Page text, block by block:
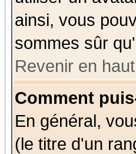
ainsi, vous
sommes sûr
Revenir en
Comment
En général,
(le titre d'un